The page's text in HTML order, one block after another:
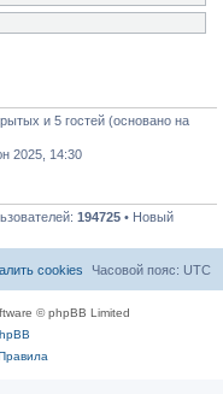
и 5 гостей (основано на
2025, 14:30
194725 • Новый
Часовой пояс: UTC
cookies
© phpBB Limited